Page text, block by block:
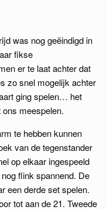
was nog geëindigd in
fikse
er te laat achter dat
zo snel mogelijk achter
ging spelen… het
meespelen.
te hebben kunnen
van de tegenstander
op elkaar ingespeeld
flink spannend. De
een derde set spelen.
tot aan de 21. Tweede